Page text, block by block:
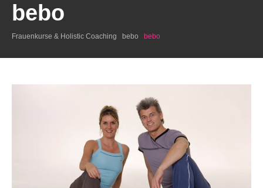
bebo
Frauenkurse & Holistic Coaching bebo bebo